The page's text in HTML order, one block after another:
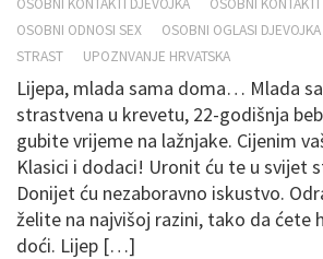
OSOBNI ODNOSI SEX
OSOBNI OGLASI DJEVOJKA
STRAST
UPOZNVANJE HRVATSKA
Lijepa, mlada sama doma… Mlada
strastvena u krevetu, 22-godišnja
gubite vrijeme na lažnjake. Cijenim
Klasici i dodaci! Uronit ću te u svijet
Donijet ću nezaboravno iskustvo.
želite na najvišoj razini, tako da ćete
doći. Lijep […]